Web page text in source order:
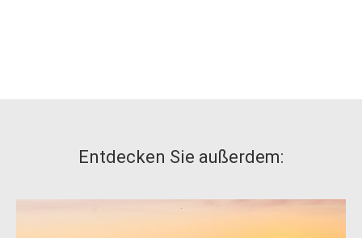
Entdecken Sie außerdem: